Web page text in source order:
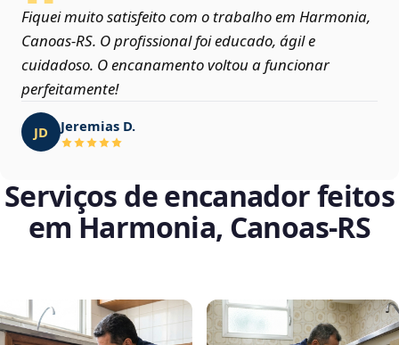
Fiquei muito satisfeito com o trabalho em Harmonia,
Canoas‑RS. O profissional foi educado, ágil e
cuidadoso. O encanamento voltou a funcionar
perfeitamente!
JD Jeremias D.
Serviços de encanador feitos
em Harmonia, Canoas‑RS